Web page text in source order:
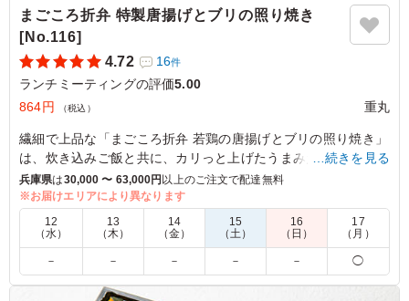
まごころ折弁 特製唐揚げとブリの照り焼き
[No.116]
4.72
16件
ランチミーティングの評価5.00
864円
（税込） 重丸
繊細で上品な「まごころ折弁 若鶏の唐揚げとブリの照り焼き」
は、炊き込みご飯と共に、カリっと上げたうまみたっぷりの唐
揚げと上質なブリの照り焼きがメインディッシュとして楽しめ
ます。さらに、彩り豊かな野菜の煮物や揚げ物がバランス良く
配置され、高級感あふれる内容に仕上がっています。手作りの
彩り豊かな美味しさを堪能できるこのお弁当は、特別な日の食
※季節により一部内容が変わる場合があります。
…続きを見る
兵庫県は30,000 〜 63,000円 以上のご注文で配達無料
※お届けエリアにより異なります
12
（水）
13
（木）
14
（金）
15
（土）
16
（日）
17
（月）
－ － － － － ◯